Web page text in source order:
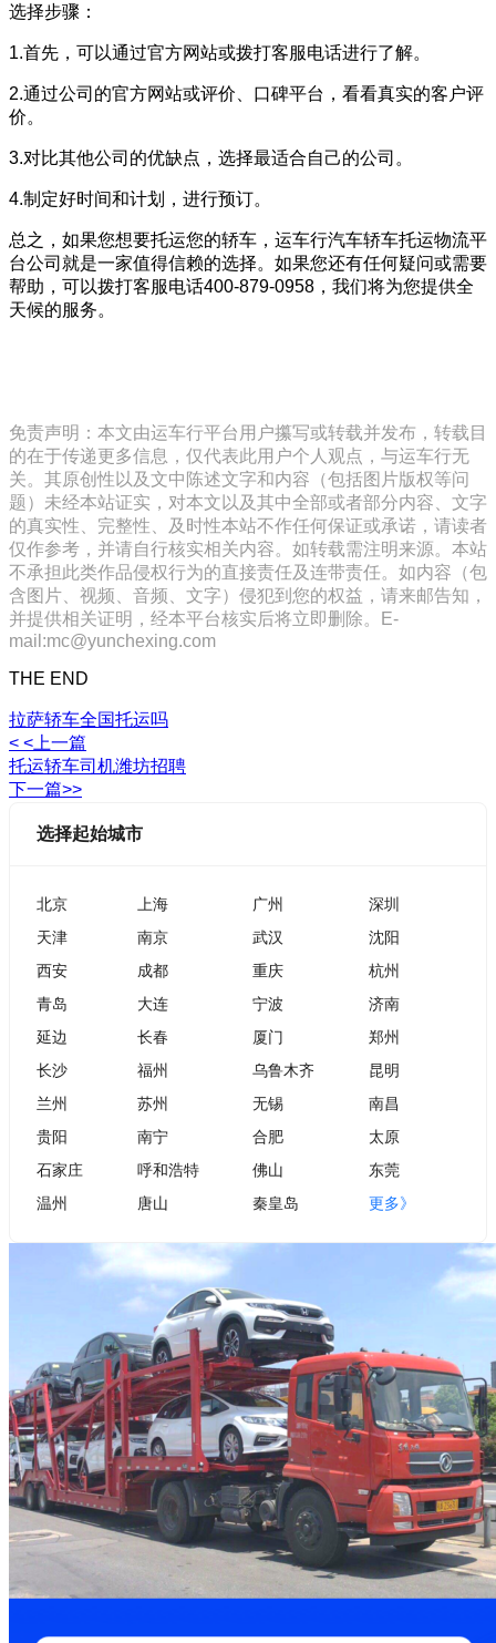
选择步骤：
1.首先，可以通过官方网站或拨打客服电话进行了解。
2.通过公司的官方网站或评价、口碑平台，看看真实的客户评
价。
3.对比其他公司的优缺点，选择最适合自己的公司。
4.制定好时间和计划，进行预订。
总之，如果您想要托运您的轿车，运车行汽车轿车托运物流平
台公司就是一家值得信赖的选择。如果您还有任何疑问或需要
帮助，可以拨打客服电话400-879-0958，我们将为您提供全
天候的服务。
免责声明：本文由运车行平台用户攥写或转载并发布，转载目
的在于传递更多信息，仅代表此用户个人观点，与运车行无
关。其原创性以及文中陈述文字和内容（包括图片版权等问
题）未经本站证实，对本文以及其中全部或者部分内容、文字
的真实性、完整性、及时性本站不作任何保证或承诺，请读者
仅作参考，并请自行核实相关内容。如转载需注明来源。本站
不承担此类作品侵权行为的直接责任及连带责任。如内容（包
含图片、视频、音频、文字）侵犯到您的权益，请来邮告知，
并提供相关证明，经本平台核实后将立即删除。E-
mail:mc@yunchexing.com
THE END
拉萨轿车全国托运吗
< <上一篇
托运轿车司机潍坊招聘
下一篇>>
选择起始城市
北京 上海 广州
深圳
天津
南京 武汉
沈阳
西安
成都 重庆
杭州
青岛
大连 宁波
济南
延边
长春 厦门
郑州
长沙
福州 乌鲁木齐
昆明
兰州
苏州 无锡
南昌
贵阳
南宁 合肥
太原
石家庄
呼和浩特 佛山
东莞
温州
唐山 秦皇岛 更多》